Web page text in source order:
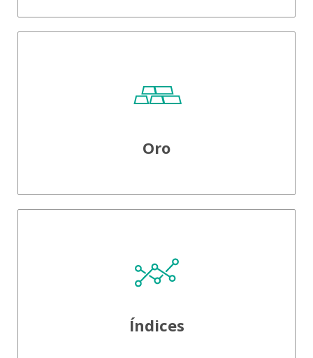
Oro
Índices